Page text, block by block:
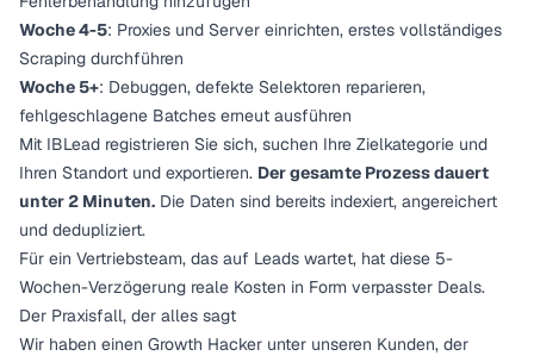
Woche 4-5: Proxies und Server einrichten, erstes vollständiges
Scraping durchführen
Woche 5+: Debuggen, defekte Selektoren reparieren,
fehlgeschlagene Batches erneut ausführen
Mit IBLead registrieren Sie sich, suchen Ihre Zielkategorie und
Ihren Standort und exportieren. Der gesamte Prozess dauert
unter 2 Minuten. Die Daten sind bereits indexiert, angereichert
und dedupliziert.
Für ein Vertriebsteam, das auf Leads wartet, hat diese 5-
Wochen-Verzögerung reale Kosten in Form verpasster Deals.
Der Praxisfall, der alles sagt
Wir haben einen Growth Hacker unter unseren Kunden, der